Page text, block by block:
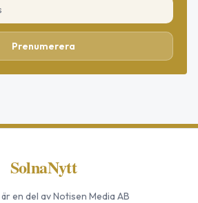
Prenumerera
SolnaNytt
är en del av Notisen Media AB